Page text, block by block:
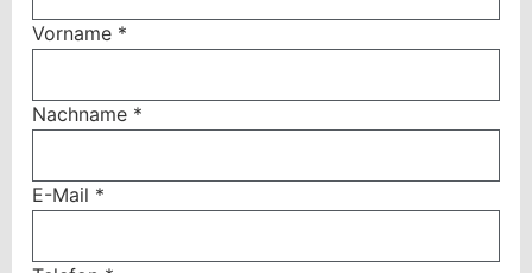
Vorname *
Nachname *
E-Mail *